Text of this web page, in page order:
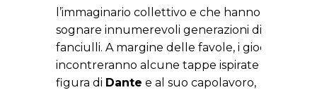
l’immaginario collettivo e che hanno fatto
sognare innumerevoli generazioni di
fanciulli. A margine delle favole, i giocatori
incontreranno alcune tappe ispirate alla
figura di Dante e al suo capolavoro,